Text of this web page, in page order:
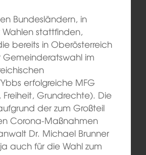
Bundesländern, in
Wahlen stattfinden,
bereits in Oberösterreich
im
erfolgreiche MFG
Grundrechte). Die
der zum Großteil
Corona-Maßnahmen
Dr. Michael Brunner
auch für die Wahl zum